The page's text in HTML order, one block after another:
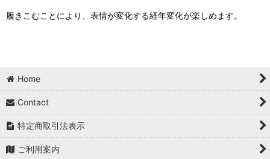
履きこむことにより、表情が変化する経年変化が楽しめます。
Home
Contact
特定商取引法表示
ご利用案内